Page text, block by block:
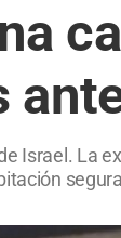
Israel. La